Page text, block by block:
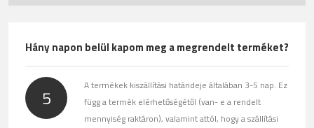
Hány napon belül kapom meg a megrendelt terméket?
5
A termékek kiszállítási határideje általában 3-5 nap. Ez
függ a termék elérhetőségétől (van- e a rendelt
mennyiség raktáron), valamint attól, hogy a szállítási